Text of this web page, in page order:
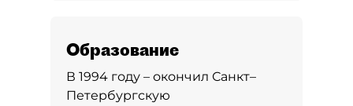
Образование
В 1994 году – окончил Санкт–
Петербургскую